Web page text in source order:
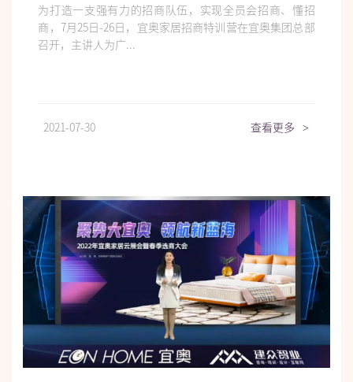
为打造一支强有力的招商队伍，实现全员会招商、懂招
商，7月25日-26日，宜奥家居招商特训营在宜奥集团总部
召开，主讲人为广...
2021-07-30 查看更多 >